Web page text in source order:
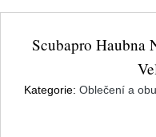
Scubapro Haubna
Kategorie: Oblečení a